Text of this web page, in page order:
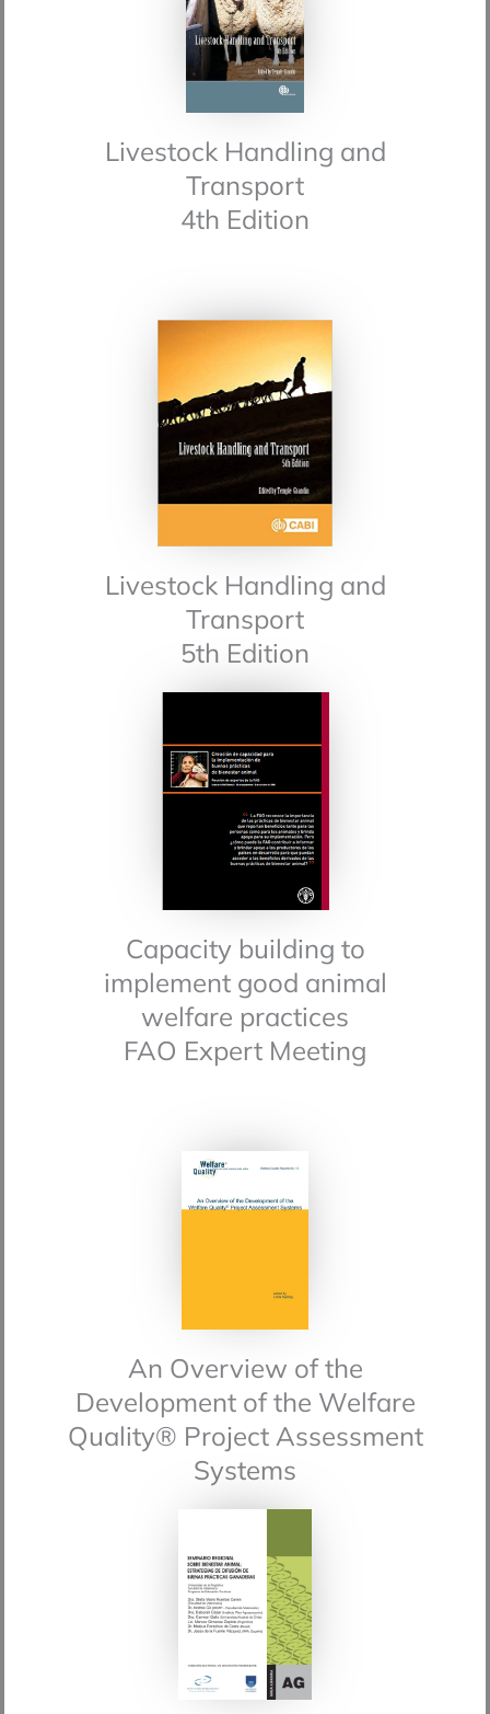
Livestock Handling and
Transport
4th Edition
Livestock Handling and
Transport
5th Edition
Capacity building to
implement good animal
welfare practices
FAO Expert Meeting
An Overview of the
Development of the Welfare
Quality® Project Assessment
Systems